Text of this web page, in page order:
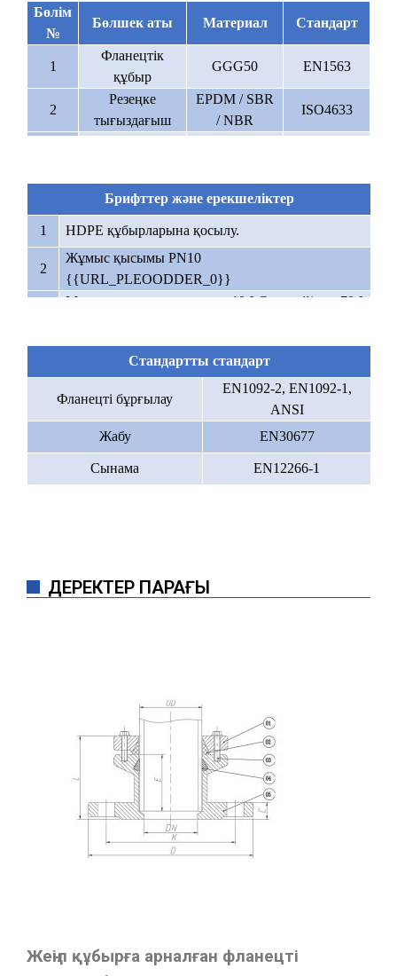
Бөлім
№
Бөлшек аты Материал Стандарт
1
Фланецтік
құбыр
GGG50 EN1563
2
Резеңке
тығыздағыш
EPDM / SBR
/ NBR
ISO4633
БОЛСТАР
ЖӘНЕ БАСҚА
6.8 / 8.8, SS,
Dacromet
Аяқтау қабаты
Fusion Bond
Epoxy және
т.б.
Брифттер және ерекшеліктер
1 HDPE құбырларына қосылу.
2
Жұмыс қысымы PN10
{{URL_PLEOODDER_0}}
Максималды температура -10 ° C-қа дейін, + 70 °
Ауыз суға жарамды (WRAS мақұлданған),
бейтарап сұйықтықтар мен ағынды сулар.
Стандартты стандарт
Фланецті бұрғылау
EN1092-2, EN1092-1,
ANSI
Жабу
EN30677
Сынама EN12266-1
ДЕРЕКТЕР ПАРАҒЫ
Жеңіл құбырға арналған фланецті